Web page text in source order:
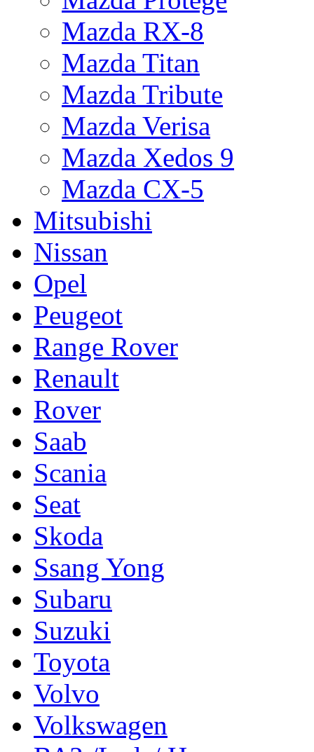
Mazda RX-8
Mazda Titan
Mazda Tribute
Mazda Verisa
Mazda Xedos 9
Mazda CX-5
Mitsubishi
Nissan
Opel
Peugeot
Range Rover
Renault
Rover
Saab
Scania
Seat
Skoda
Ssang Yong
Subaru
Suzuki
Toyota
Volvo
Volkswagen